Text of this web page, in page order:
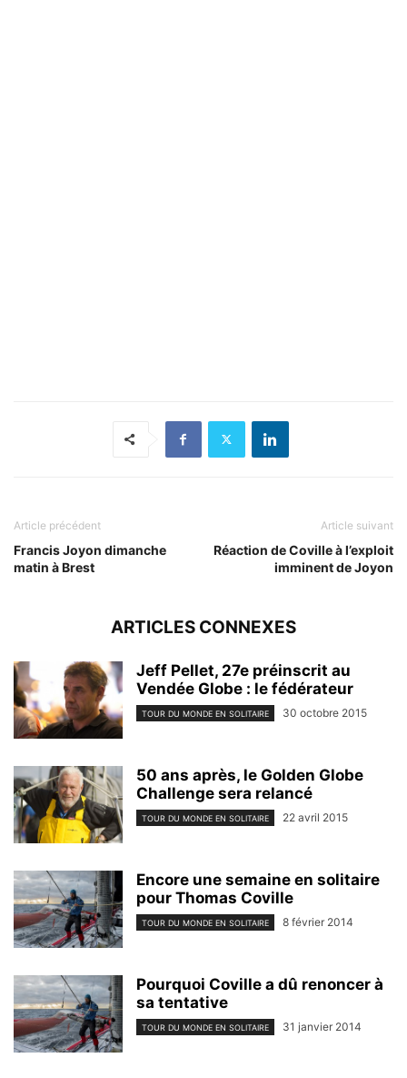
Article précédent
Francis Joyon dimanche
matin à Brest
Article suivant
Réaction de Coville à l’exploit
imminent de Joyon
ARTICLES CONNEXES
Jeff Pellet, 27e préinscrit au
Vendée Globe : le fédérateur
TOUR DU MONDE EN SOLITAIRE 30 octobre 2015
50 ans après, le Golden Globe
Challenge sera relancé
TOUR DU MONDE EN SOLITAIRE 22 avril 2015
Encore une semaine en solitaire
pour Thomas Coville
TOUR DU MONDE EN SOLITAIRE 8 février 2014
Pourquoi Coville a dû renoncer à
sa tentative
TOUR DU MONDE EN SOLITAIRE 31 janvier 2014